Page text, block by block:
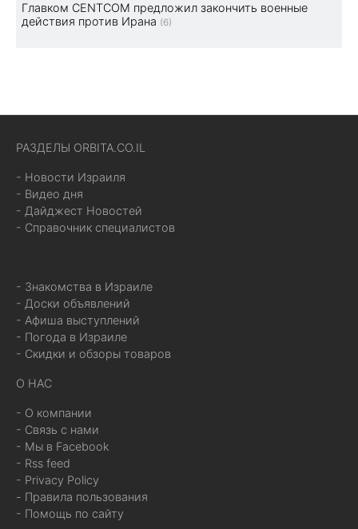
Главком CENTCOM предложил закончить военные
действия против Ирана (6)
РАЗДЕЛЫ ORBITA.CO.IL
- Новости Израиля
- Видео дня
- Дайджест Новостей
- Справочник специалистов
- Знакомства в Израиле
- Доски объявлений
- Афиша выступлений
- Погода в Израиле
- Скидки и обзоры товаров
О НАС
- О компании
- Связь с нами
- Мы в Facebook
- Rss feed
- Privacy Policy
- Правила пользования
- Помощь по сайту